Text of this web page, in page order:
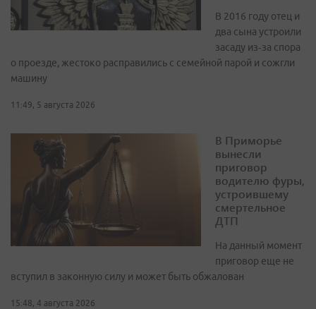
В 2016 году отец и
два сына устроили
засаду из‑за спора
о проезде, жестоко расправились с семейной парой и сожгли
машину
11:49, 5 августа 2026
В Приморье
вынесли
приговор
водителю фуры,
устроившему
смертельное
ДТП
На данный момент
приговор еще не
вступил в законную силу и может быть обжалован
15:48, 4 августа 2026